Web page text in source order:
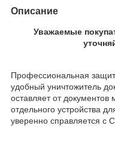
Описание
Уважаемые
Профессиональная
удобный уничтожитель
оставляет от
отдельного устройства
уверенно справляется с